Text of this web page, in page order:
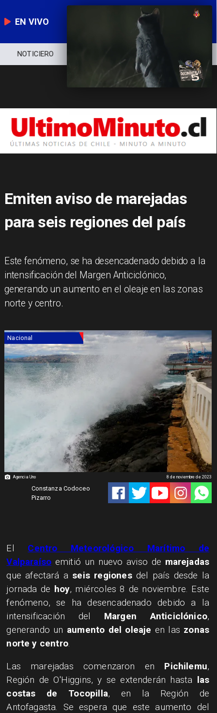
EN VIVO
NOTICIERO
Emiten aviso de marejadas
para seis regiones del país
Este fenómeno, se ha desencadenado debido a la
intensificación del Margen Anticiclónico,
generando un aumento en el oleaje en las zonas
norte y centro.
Agencia Uno
Nacional
Constanza Codoceo
Pizarro
8 de noviembre de 2023
El Centro Meteorológico Marítimo de
Valparaíso emitió un nuevo aviso de marejadas
que afectará a seis regionesdel país desde la
jornada de hoy, miércoles 8 de noviembre. Este
fenómeno, se ha desencadenado debido a la
intensificación del Margen Anticiclónico,
generando un aumento del oleaje en las zonas
norte y centro.
Las marejadas comenzaron en Pichilemu,
Región de O'Higgins, y se extenderán hasta las
costas de Tocopilla, en la Región de
Antofagasta. Se espera que este aumento del